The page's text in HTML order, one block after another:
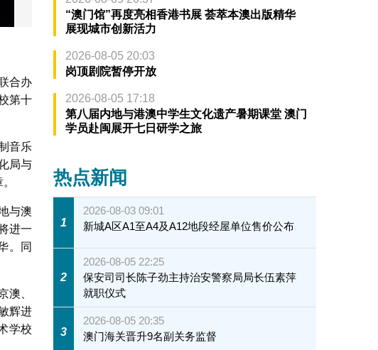
合办
第十
音乐
局与
与澳
进一
。同
澳、
辉进
学校
“澳门馆”再度亮相香港书展 荟萃本澳出版精华
展现城市创新活力
2026-08-05 20:03
岗顶剧院暂停开放
2026-08-05 17:18
第八届内地与港澳中学生文化遗产暑期课堂 澳门
学员赴闽展开七日研学之旅
热点新闻
1
2026-08-03 09:01
新城A区A1至A4及A12地段经屋单位售价公布
2
2026-08-05 22:25
保安司司长陈子劲主持治安警察局局长伍素萍
就职仪式
3
2026-08-05 20:35
澳门海关晋升9名副关务监督